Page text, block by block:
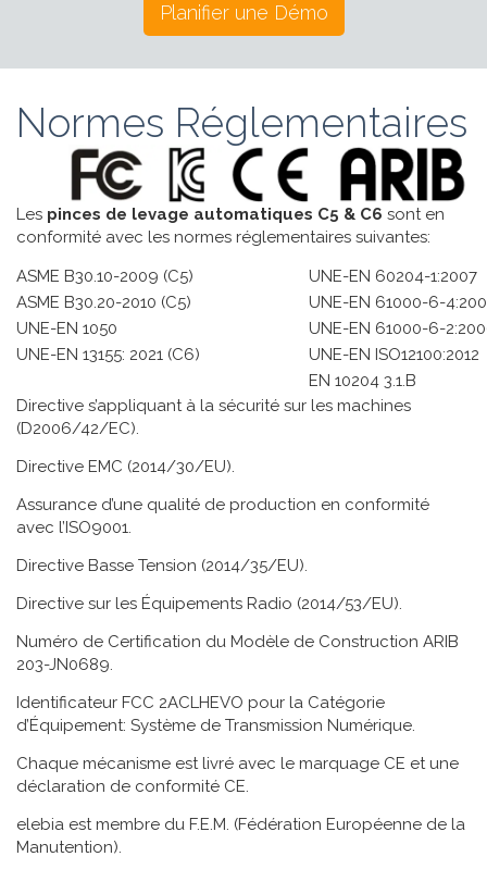
Planifier une Démo
Normes Réglementaires
Les pinces de levage automatiques C5 & C6 sont en
conformité avec les normes réglementaires suivantes:
ASME B30.10-2009 (C5)
UNE-EN 60204-1:2007
ASME B30.20-2010 (C5)
UNE-EN 61000-6-
UNE-EN 1050
UNE-EN 61000-6-
UNE-EN 13155: 2021 (C6)
UNE-EN ISO12100:2012
EN 10204 3.1.B
Directive s’appliquant à la sécurité sur les machines
(D2006/42/EC).
Directive EMC (2014/30/EU).
Assurance d’une qualité de production en conformité
avec l’ISO9001.
Directive Basse Tension (2014/35/EU).
Directive sur les Équipements Radio (2014/53/EU).
Numéro de Certification du Modèle de Construction ARIB
203-JN0689.
Identificateur FCC 2ACLHEVO pour la Catégorie
d’Équipement: Système de Transmission Numérique.
Chaque mécanisme est livré avec le marquage CE et une
déclaration de conformité CE.
elebia est membre du F.E.M. (Fédération Européenne de la
Manutention).